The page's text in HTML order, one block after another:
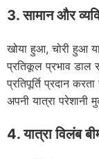
3. सामान और
खोया हुआ, चोरी हुआ
प्रतिकूल प्रभाव डाल
प्रतिपूर्ति प्रदान
अपनी यात्रा
4. यात्रा विलंब